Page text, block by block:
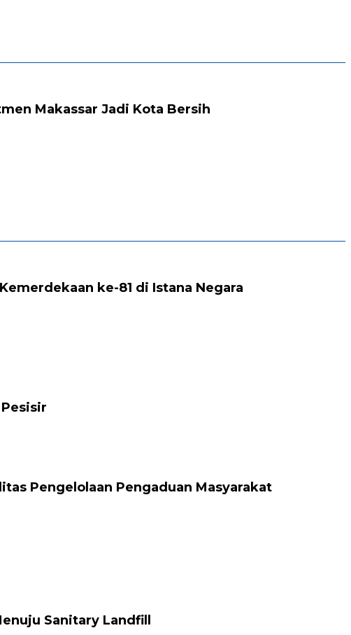
Makassar Jadi Kota Bersih
ke-81 di Istana Negara
Pengelolaan Pengaduan Masyarakat
Sanitary Landfill